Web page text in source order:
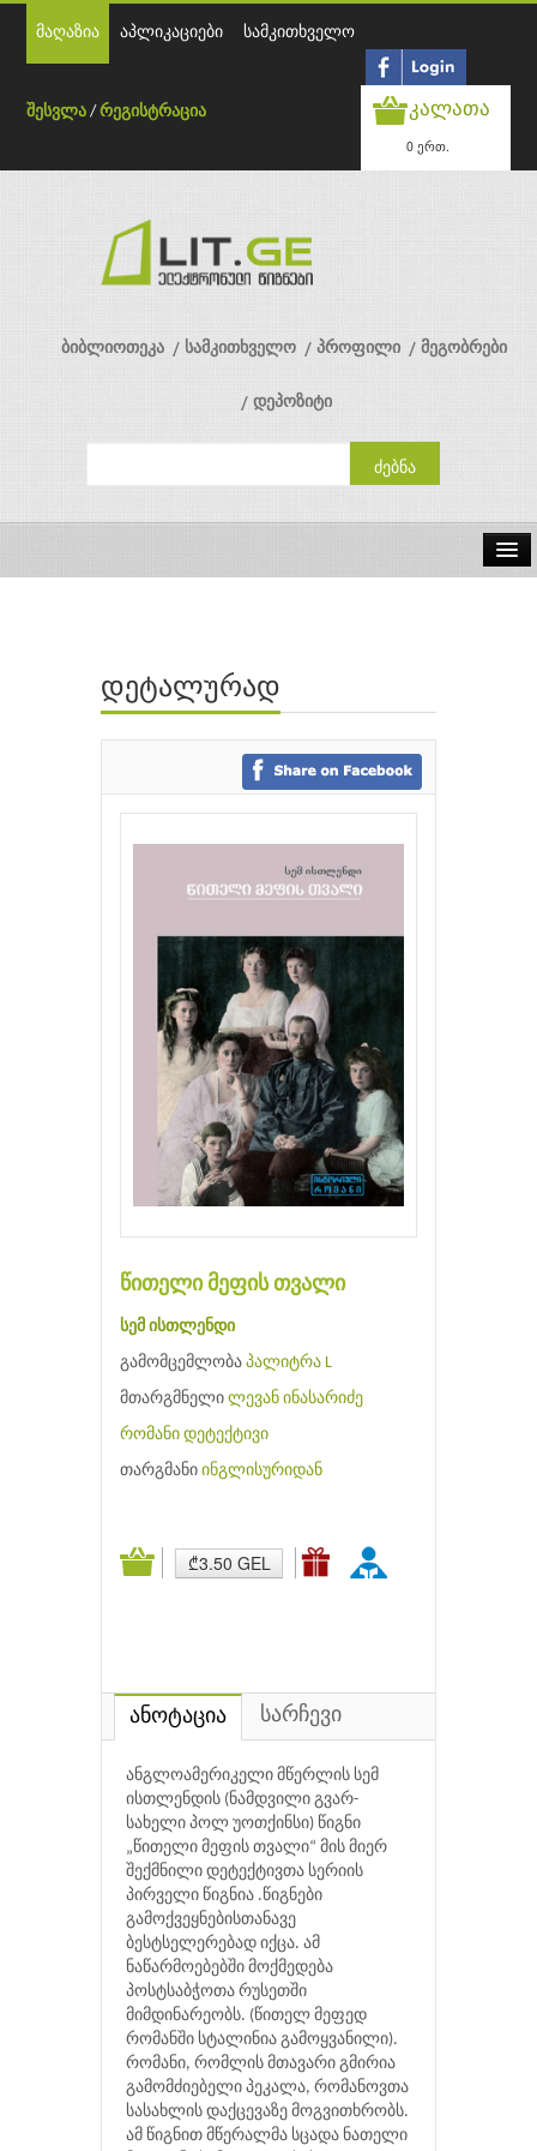
მაღაზია აპლიკაციები სამკითხველო
შესვლა /რეგისტრაცია კალათა
0 ერთ.
ბიბლიოთეკა სამკითხველო პროფილი მეგობრები
დეპოზიტი
ავტორები
გამომცემლობები
დეტალურად
წითელი მეფის თვალი
სემ ისთლენდი
გამომცემლობა პალიტრა L
მთარგმნელი ლევან ინასარიძე
რომანი დეტექტივი
თარგმანი ინგლისურიდან
₾3.50 GEL
ანოტაცია სარჩევი
ანგლოამერიკელი მწერლის სემ
ისთლენდის (ნამდვილი გვარ-
სახელი პოლ უოთქინსი) წიგნი
„წითელი მეფის თვალი“ მის მიერ
შექმნილი დეტექტივთა სერიის
პირველი წიგნია .წიგნები
გამოქვეყნებისთანავე
ბესტსელერებად იქცა. ამ
ნაწარმოებებში მოქმედება
პოსტსაბჭოთა რუსეთში
მიმდინარეობს. (წითელ მეფედ
რომანში სტალინია გამოყვანილი).
რომანი, რომლის მთავარი გმირია
გამომძიებელი პეკალა, რომანოვთა
სასახლის დაქცევაზე მოგვითხრობს.
ამ წიგნით მწერალმა სცადა ნათელი